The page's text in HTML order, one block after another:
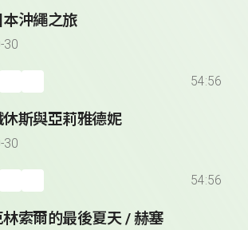
沖繩之旅
30
54:56
斯與亞莉雅德妮
30
54:56
索爾的最後夏天 / 赫塞